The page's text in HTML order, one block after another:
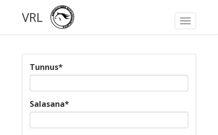
Toggle
VRL
Tunnus*
Salasana*